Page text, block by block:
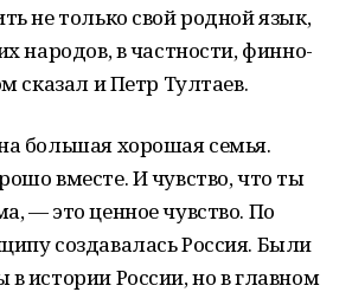
не только свой родной язык,
народов, в частности, финно-
сказал и Петр Тултаев.
большая хорошая семья.
вместе. И чувство, что ты
— это ценное чувство. По
создавалась Россия. Были
истории России, но в главном